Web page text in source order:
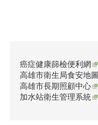
癌症健康篩檢便利網
高雄市衛生局食安地圖
高雄市長期照顧中心
加水站衛生管理系統